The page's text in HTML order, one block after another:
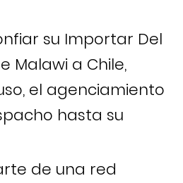
su Importar Del
Malawi a Chile,
el agenciamiento
hasta su
de una red